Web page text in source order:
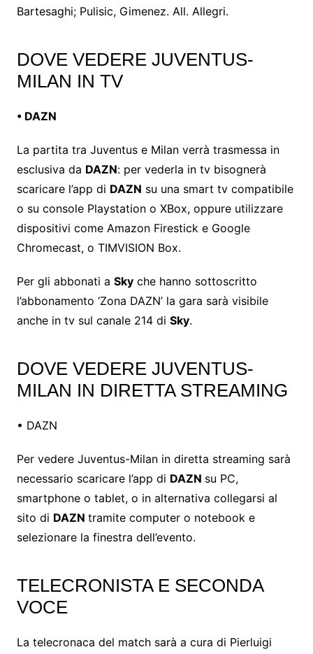
Bartesaghi; Pulisic, Gimenez. All. Allegri.
DOVE VEDERE JUVENTUS-
MILAN IN TV
• DAZN
La partita tra Juventus e Milan verrà trasmessa in
esclusiva da DAZN: per vederla in tv bisognerà
scaricare l’app di DAZN su una smart tv compatibile
o su console Playstation o XBox, oppure utilizzare
dispositivi come Amazon Firestick e Google
Chromecast, o TIMVISION Box.
Per gli abbonati a Skyche hanno sottoscritto
l’abbonamento ‘Zona DAZN’ la gara sarà visibile
anche in tv sul canale 214 di Sky.
DOVE VEDERE JUVENTUS-
MILAN IN DIRETTA STREAMING
• DAZN
Per vedere Juventus-Milan in diretta streaming sarà
necessario scaricare l’app di DAZN su PC,
smartphone o tablet, o in alternativa collegarsi al
sito di DAZN tramite computer o notebook e
selezionare la finestra dell’evento.
TELECRONISTA E SECONDA
VOCE
La telecronaca del match sarà a cura di Pierluigi